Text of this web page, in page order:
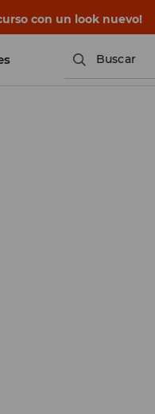
con un look nuevo!
Buscar